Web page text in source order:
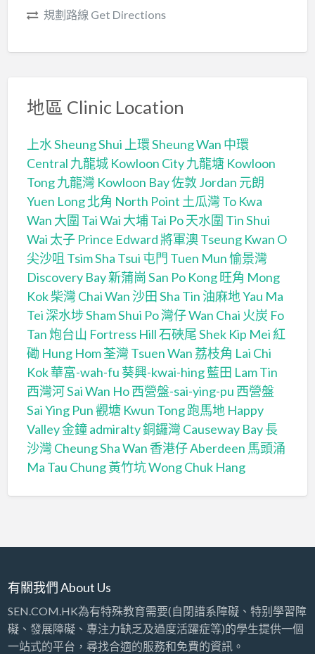
規劃路線 Get Directions
地區 Clinic Location
上水 Sheung Shui 上環 Sheung Wan 中環
Central 九龍城 Kowloon City九龍塘 Kowloon
Tong九龍灣 Kowloon Bay佐敦 Jordan 元朗
Yuen Long北角 North Point 土瓜灣 To Kwa
Wan 大圍 Tai Wai 大埔 Tai Po天水圍 Tin Shui
Wai 太子 Prince Edward將軍澳 Tseung Kwan O
尖沙咀 Tsim Sha Tsui 屯門 Tuen Mun愉景灣
Discovery Bay新蒲崗 San Po Kong旺角 Mong
Kok柴灣 Chai Wan沙田 Sha Tin 油麻地 Yau Ma
Tei深水埗 Sham Shui Po灣仔 Wan Chai 火炭 Fo
Tan炮台山 Fortress Hill石硤尾 Shek Kip Mei 紅
磡 Hung Hom荃灣 Tsuen Wan 荔枝角 Lai Chi
Kok華富-wah-fu葵興-kwai-hing藍田 Lam Tin
西灣河 Sai Wan Ho西營盤-sai-ying-pu 西營盤
Sai Ying Pun觀塘 Kwun Tong跑馬地 Happy
Valley金鐘 admiralty銅鑼灣 Causeway Bay長
沙灣 Cheung Sha Wan 香港仔 Aberdeen 馬頭涌
Ma Tau Chung黃竹坑 Wong Chuk Hang
有關我們 About Us
SEN.COM.HK為有特殊教育需要(自閉譜系障礙、特别學習障
礙、發展障礙、專注力缺乏及過度活躍症等)的學生提供一個
一站式的平台，尋找合適的服務和免費的資訊。